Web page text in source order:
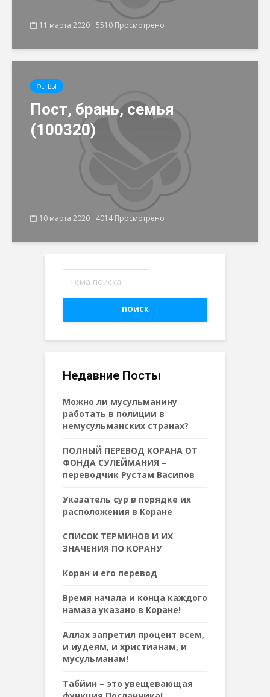
11 марта 2020 5510 Просмотрено
ФЕТВЫ
Пост, брань, семья
(100320)
10 марта 2020 4014 Просмотрено
ПОИСК
Недавние Посты
Можно ли мусульманину
работать в полиции в
немусульманских странах?
ПОЛНЫЙ ПЕРЕВОД КОРАНА ОТ
ФОНДА СУЛЕЙМАНИЯ –
переводчик Рустам Васипов
Указатель сур в порядке их
расположения в Коране
СПИСОК ТЕРМИНОВ И ИХ
ЗНАЧЕНИЯ ПО КОРАНУ
Коран и его перевод
Время начала и конца каждого
намаза указано в Коране!
Аллах запретил процент всем,
и иудеям, и христианам, и
мусульманам!
Табйин – это увещевающая